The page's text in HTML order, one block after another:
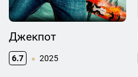
Джекпот
6.7 2025